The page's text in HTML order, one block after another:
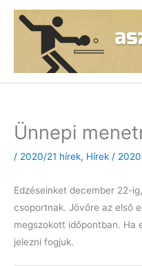
Skip
Ünnepi
/ 2020/21 hírek, Hírek /
Edzéseinket december 22-
csoportnak. Jövőre az első
megszokott időpontban. Ha
jelezni fogjuk.